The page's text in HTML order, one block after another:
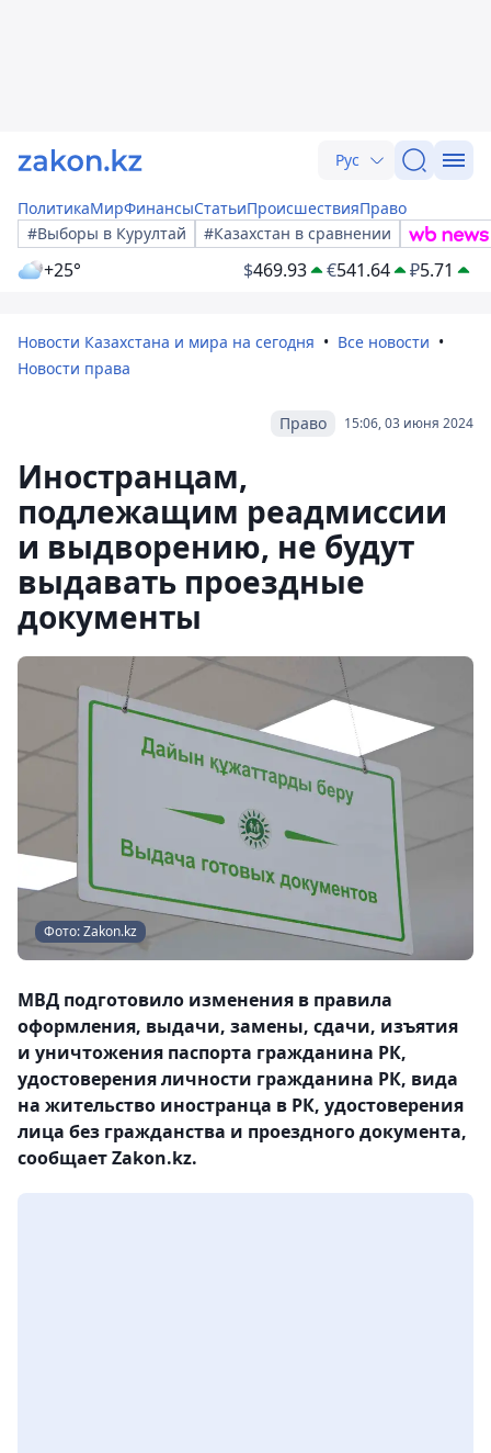
Рус
ПолитикаМирФинансыСтатьиПроисшествияПраво
#Выборы в Курултай
#Казахстан в сравнении
+25° $469.93 €541.64 ₽5.71
Новости Казахстана и мира на сегодня
Все новости
Новости права
15:06, 03 июня 2024
Право
Иностранцам,
подлежащим реадмиссии
и выдворению, не будут
выдавать проездные
документы
Фото: Zakon.kz
МВД подготовило изменения в правила
оформления, выдачи, замены, сдачи, изъятия
и уничтожения паспорта гражданина РК,
удостоверения личности гражданина РК, вида
на жительство иностранца в РК, удостоверения
лица без гражданства и проездного документа,
сообщает Zakon.kz.